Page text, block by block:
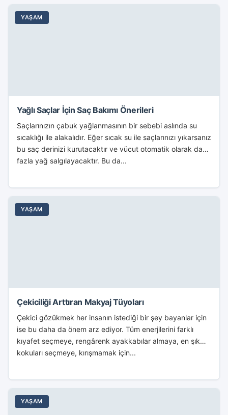
YAŞAM
Yağlı Saçlar İçin Saç Bakımı Önerileri
Saçlarınızın çabuk yağlanmasının bir sebebi aslında su
sıcaklığı ile alakalıdır. Eğer sıcak su ile saçlarınızı yıkarsanız
bu saç derinizi kurutacaktır ve vücut otomatik olarak daha
fazla yağ salgılayacaktır. Bu da...
YAŞAM
Çekiciliği Arttıran Makyaj Tüyoları
Çekici gözükmek her insanın istediği bir şey bayanlar için
ise bu daha da önem arz ediyor. Tüm enerjilerini farklı
kıyafet seçmeye, rengârenk ayakkabılar almaya, en şık
kokuları seçmeye, kırışmamak için...
YAŞAM